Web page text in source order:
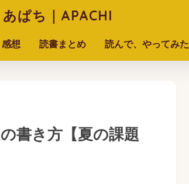
あぱち｜APACHI
想 読書まとめ 読んで、やってみた
書き方【夏の課題